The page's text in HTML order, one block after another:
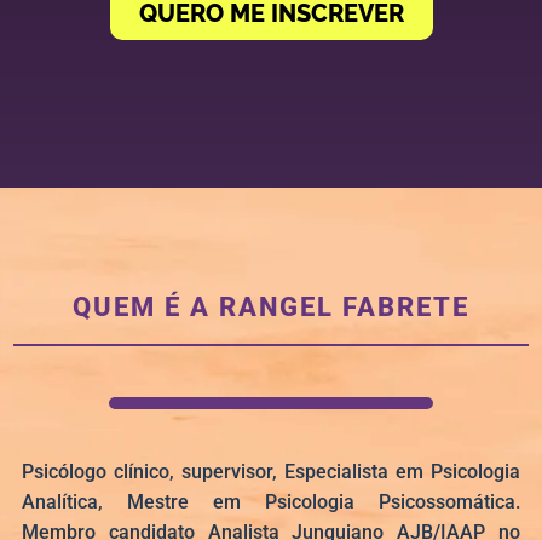
QUERO ME INSCREVER
QUEM É A RANGEL FABRETE
Psicólogo clínico, supervisor, Especialista em Psicologia
Analítica, Mestre em Psicologia Psicossomática.
Membro candidato Analista Junguiano AJB/IAAP no